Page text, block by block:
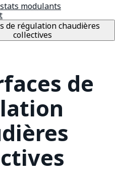
modulants
de régulation chaudières
collectives
de